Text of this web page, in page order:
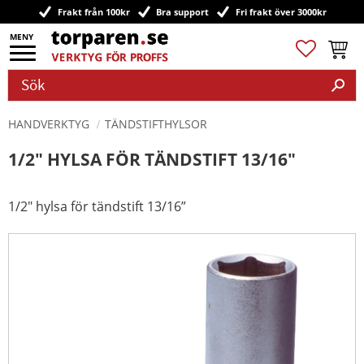
Meny
Frakt från 100kr Bra support Fri frakt över 3000kr
Favoriter
HANDVERKTYG TÄNDSTIFTHYLSOR
1/2" HYLSA FÖR TÄNDSTIFT 13/16"
1/2" hylsa för tändstift 13/16”